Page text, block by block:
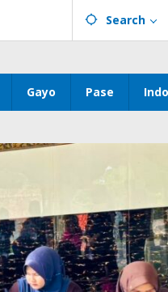
Search
Gayo Pase